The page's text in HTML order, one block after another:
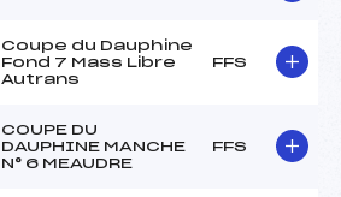
Coupe du Dauphine
Fond 7 Mass Libre
Autrans
FFS
COUPE DU
DAUPHINE MANCHE
N° 6 MEAUDRE
FFS